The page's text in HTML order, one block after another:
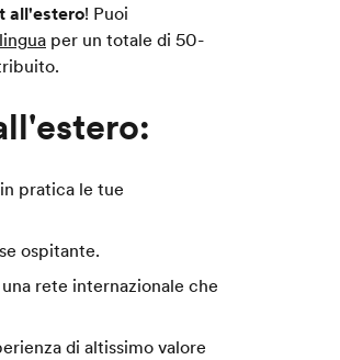
all'estero! Puoi
per un totale di 50-
pratica le tue
ospitante.
rete internazionale che
di altissimo valore